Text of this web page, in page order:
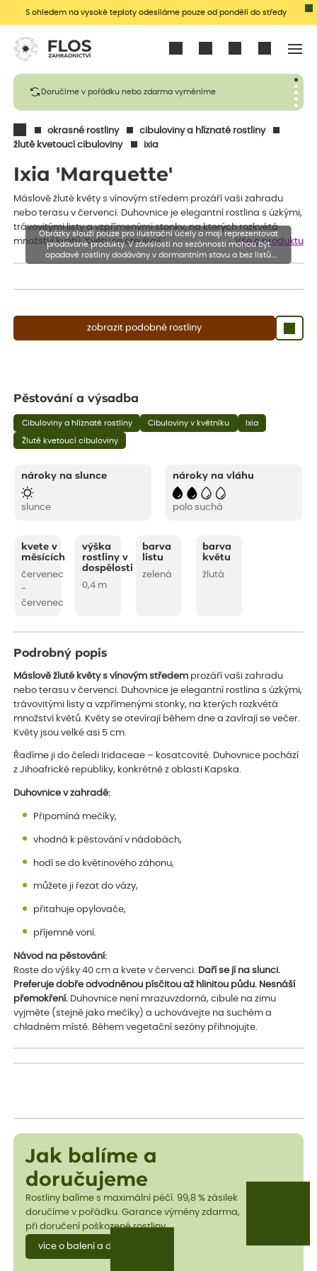
S ohledem na vysoké teploty odesíláme pouze od pondělí do středy
Doručíme v pořádku nebo zdarma vyměníme
okrasné rostliny
cibuloviny a hlíznaté rostliny
žlutě kvetoucí cibuloviny
ixia
Ixia 'Marquette'
Máslově žluté květy s vínovým středem prozáří vaši zahradu
nebo terasu v červenci. Duhovnice je elegantní rostlina s úzkými,
trávovitými listy a vzpřímenými stonky, na kterých rozkvétá
množství květů. Květy se otevírají…
Vše o produktu
zobrazit podobné rostliny
Obrázky slouží pouze pro ilustrační účely a mají reprezentovat
prodávané produkty. V závislosti na sezónnosti mohou být
opadavé rostliny dodávány v dormantním stavu a bez listů.
Rostliny mohou být také sestřiženy níže, než je uvedená výška,
Pěstování a výsadba
Cibuloviny a hlíznaté rostliny Cibuloviny v květníku Ixia
Žlutě kvetoucí cibuloviny
nároky na slunce
slunce
nároky na vláhu
polo suchá
kvete v
měsících
červenec
-
červenec
výška
rostliny v
dospělosti
0,4 m
barva
listu
zelená
barva
květu
žlutá
Podrobný popis
Máslově žluté květy s vínovým středem prozáří vaši zahradu
nebo terasu v červenci. Duhovnice je elegantní rostlina s úzkými,
trávovitými listy a vzpřímenými stonky, na kterých rozkvétá
množství květů. Květy se otevírají během dne a zavírají se večer.
Květy jsou velké asi 5 cm.
Řadíme ji do čeledi Iridaceae – kosatcovité. Duhovnice pochází
z Jihoafrické republiky, konkrétně z oblasti Kapska.
Duhovnice v zahradě:
Připomíná mečíky,
vhodná k pěstování v nádobách,
hodí se do květinového záhonu,
můžete ji řezat do vázy,
přitahuje opylovače,
příjemně voní.
Návod na pěstování:
Roste do výšky 40 cm a kvete v červenci. Daří se jí na slunci.
Preferuje dobře odvodněnou písčitou až hlinitou půdu. Nesnáší
přemokření. Duhovnice není mrazuvzdorná, cibule na zimu
vyjměte (stejně jako mečíky) a uchovávejte na suchém a
chladném místě. Během vegetační sezóny přihnojujte.
Jak balíme a
doručujeme
Rostliny balíme s maximální péčí. 99,8 % zásilek
doručíme v pořádku. Garance výměny zdarma,
při doručení poškozené rostliny.
více o balení a dopravě